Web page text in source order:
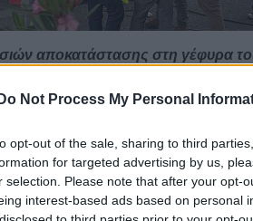
Do Not Process My Personal
opt-out of the sale, sharing to third
for targeted advertising by us,
selection. Please note that after your opt-
interest-based ads based on personal
αποκατάστασης στη γέφυρα
προκαλέι, ειδικά τις ώρες
Παπαναστασίου. Οι οδηγοί
για μικρές αποστάσεις.
οι οποίες με τη σειρά τους,
Χαρακτηριστικά παραδείγματα